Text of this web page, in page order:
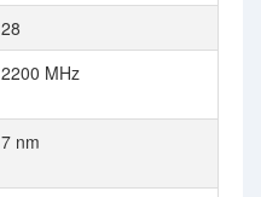
28
2200 MHz
7 nm